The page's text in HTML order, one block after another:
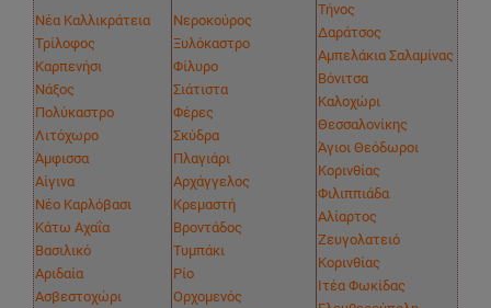
Νέα Καλλικράτεια
Τρίλοφος
Καρπενήσι
Νάξος
Πολύκαστρο
Λιτόχωρο
Άμφισσα
Αίγινα
Νέο Καρλόβασι
Κάτω Αχαΐα
Βασιλικό
Αριδαία
Ασβεστοχώρι
Νεροκούρος
Ξυλόκαστρο
Φίλυρο
Σιάτιστα
Φέρες
Σκύδρα
Πλαγιάρι
Αρχάγγελος
Κρεμαστή
Βροντάδος
Τυμπάκι
Ρίο
Ορχομενός
Τήνος
Δαράτσος
Αμπελάκια Σαλαμίνας
Βόνιτσα
Καλοχώρι
Θεσσαλονίκης
Άγιοι Θεόδωροι
Κορινθίας
Φιλιππιάδα
Αλίαρτος
Ζευγολατειό
Κορινθίας
Ιτέα Φωκίδας